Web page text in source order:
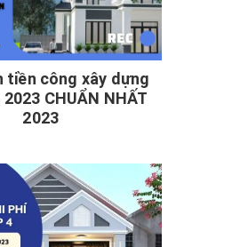
tiền công xây dựng
CHUẨN NHẤT
2023